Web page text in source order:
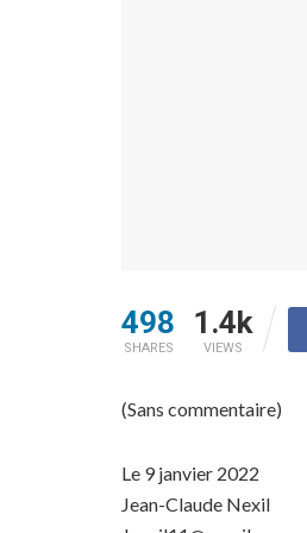
498
SHARES
1.4k
VIEWS
(Sans commentaire)
Le 9 janvier 2022
Jean-Claude Nexil